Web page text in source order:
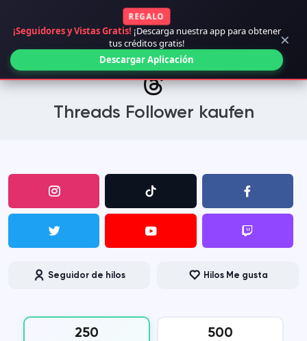
REGALO
¡Seguidores y Vistas Gratis! ¡Descarga nuestra app para obtener
tus créditos gratis!
Descargar Aplicación
×
Threads Follower kaufen
Seguidor de hilos Hilos Me gusta
250 500